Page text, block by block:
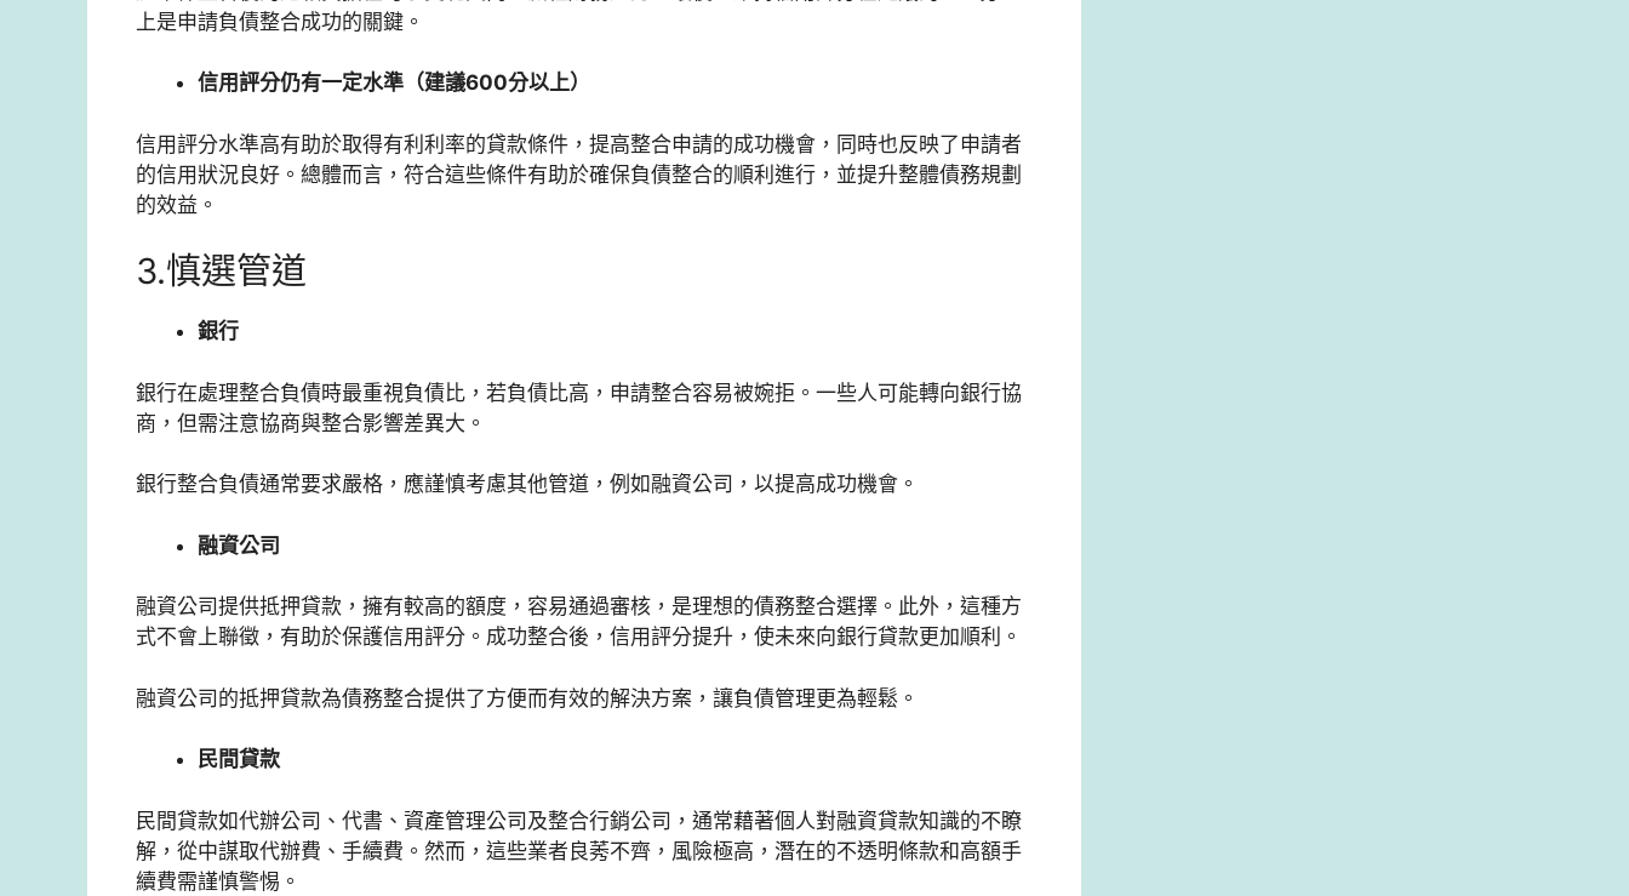
上是申請負債整合成功的關鍵。
信用評分仍有一定水準（建議600分以上）
信用評分水準高有助於取得有利利率的貸款條件，提高整合申請的成功機會，同時也反映了申請者
的信用狀況良好。總體而言，符合這些條件有助於確保負債整合的順利進行，並提升整體債務規劃
的效益。
3.慎選管道
銀行
銀行在處理整合負債時最重視負債比，若負債比高，申請整合容易被婉拒。一些人可能轉向銀行協
商，但需注意協商與整合影響差異大。
銀行整合負債通常要求嚴格，應謹慎考慮其他管道，例如融資公司，以提高成功機會。
融資公司
融資公司提供抵押貸款，擁有較高的額度，容易通過審核，是理想的債務整合選擇。此外，這種方
式不會上聯徵，有助於保護信用評分。成功整合後，信用評分提升，使未來向銀行貸款更加順利。
融資公司的抵押貸款為債務整合提供了方便而有效的解決方案，讓負債管理更為輕鬆。
民間貸款
民間貸款如代辦公司、代書、資產管理公司及整合行銷公司，通常藉著個人對融資貸款知識的不瞭
解，從中謀取代辦費、手續費。然而，這些業者良莠不齊，風險極高，潛在的不透明條款和高額手
續費需謹慎警惕。